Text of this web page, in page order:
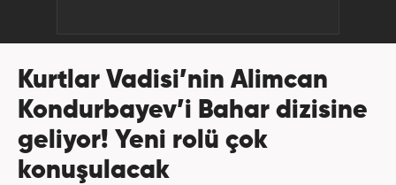
Kurtlar Vadisi’nin Alimcan
Kondurbayev’i Bahar dizisine
geliyor! Yeni rolü çok
konuşulacak